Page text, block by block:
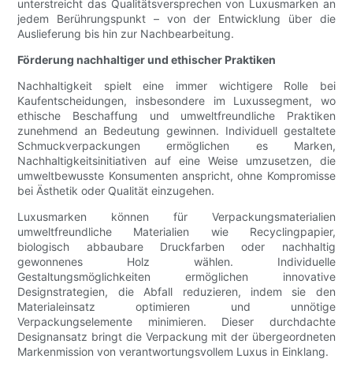
unterstreicht das Qualitätsversprechen von Luxusmarken an
jedem Berührungspunkt – von der Entwicklung über die
Auslieferung bis hin zur Nachbearbeitung.
Förderung nachhaltiger und ethischer Praktiken
Nachhaltigkeit spielt eine immer wichtigere Rolle bei
Kaufentscheidungen, insbesondere im Luxussegment, wo
ethische Beschaffung und umweltfreundliche Praktiken
zunehmend an Bedeutung gewinnen. Individuell gestaltete
Schmuckverpackungen ermöglichen es Marken,
Nachhaltigkeitsinitiativen auf eine Weise umzusetzen, die
umweltbewusste Konsumenten anspricht, ohne Kompromisse
bei Ästhetik oder Qualität einzugehen.
Luxusmarken können für Verpackungsmaterialien
umweltfreundliche Materialien wie Recyclingpapier,
biologisch abbaubare Druckfarben oder nachhaltig
gewonnenes Holz wählen. Individuelle
Gestaltungsmöglichkeiten ermöglichen innovative
Designstrategien, die Abfall reduzieren, indem sie den
Materialeinsatz optimieren und unnötige
Verpackungselemente minimieren. Dieser durchdachte
Designansatz bringt die Verpackung mit der übergeordneten
Markenmission von verantwortungsvollem Luxus in Einklang.